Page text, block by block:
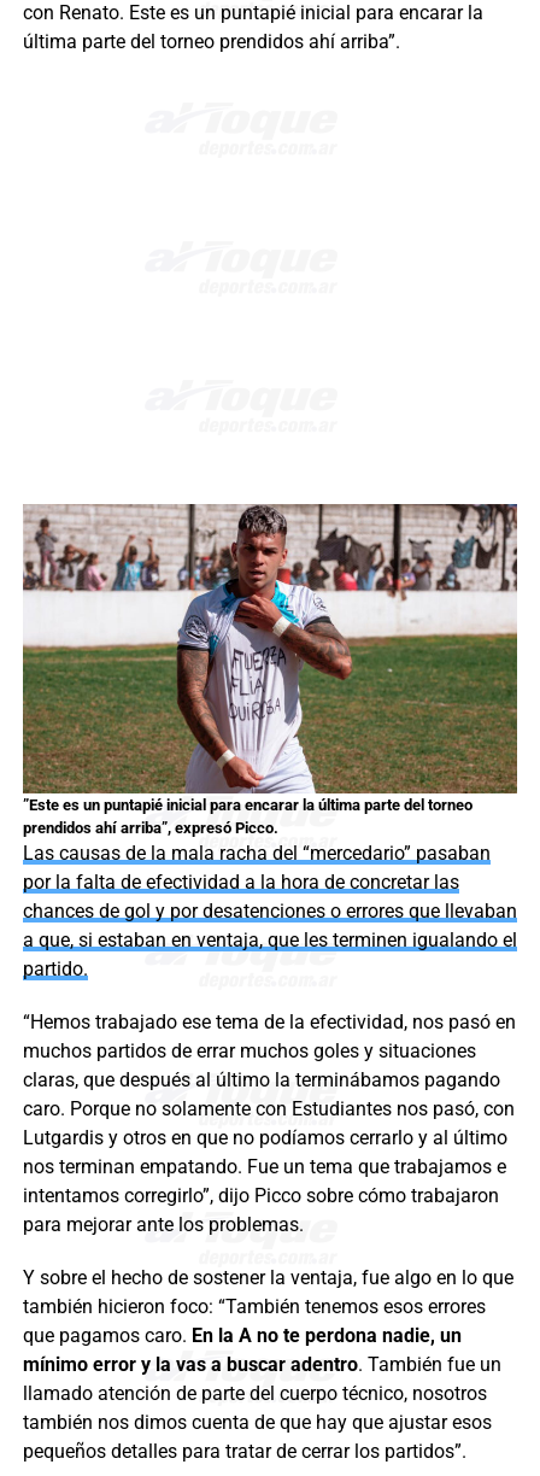
con Renato. Este es un puntapié inicial para encarar la
última parte del torneo prendidos ahí arriba”.
”Este es un puntapié inicial para encarar la última parte del torneo
prendidos ahí arriba”, expresó Picco.
Las causas de la mala racha del “mercedario” pasaban
por la falta de efectividad a la hora de concretar las
chances de gol y por desatenciones o errores que llevaban
a que, si estaban en ventaja, que les terminen igualando el
partido.
“Hemos trabajado ese tema de la efectividad, nos pasó en
muchos partidos de errar muchos goles y situaciones
claras, que después al último la terminábamos pagando
caro. Porque no solamente con Estudiantes nos pasó, con
Lutgardis y otros en que no podíamos cerrarlo y al último
nos terminan empatando. Fue un tema que trabajamos e
intentamos corregirlo”, dijo Picco sobre cómo trabajaron
para mejorar ante los problemas.
Y sobre el hecho de sostener la ventaja, fue algo en lo que
también hicieron foco: “También tenemos esos errores
que pagamos caro. En la A no te perdona nadie, un
mínimo error y la vas a buscar adentro. También fue un
llamado atención de parte del cuerpo técnico, nosotros
también nos dimos cuenta de que hay que ajustar esos
pequeños detalles para tratar de cerrar los partidos”.